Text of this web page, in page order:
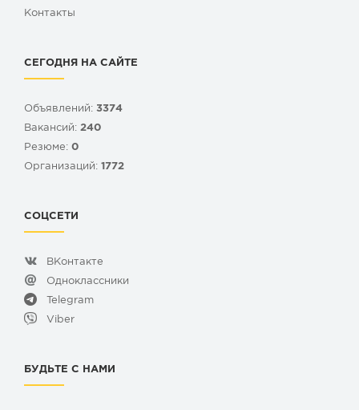
Контакты
СЕГОДНЯ НА САЙТЕ
Объявлений: 3374
Вакансий: 240
Резюме: 0
Организаций: 1772
СОЦСЕТИ
ВКонтакте
Одноклассники
Telegram
Viber
БУДЬТЕ С НАМИ